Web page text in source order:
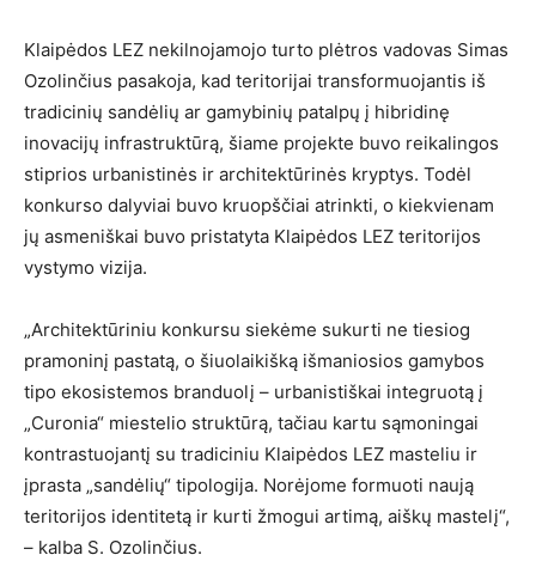
Klaipėdos LEZ nekilnojamojo turto plėtros vadovas Simas
Ozolinčius pasakoja, kad teritorijai transformuojantis iš
tradicinių sandėlių ar gamybinių patalpų į hibridinę
inovacijų infrastruktūrą, šiame projekte buvo reikalingos
stiprios urbanistinės ir architektūrinės kryptys. Todėl
konkurso dalyviai buvo kruopščiai atrinkti, o kiekvienam
jų asmeniškai buvo pristatyta Klaipėdos LEZ teritorijos
vystymo vizija.
„Architektūriniu konkursu siekėme sukurti ne tiesiog
pramoninį pastatą, o šiuolaikišką išmaniosios gamybos
tipo ekosistemos branduolį – urbanistiškai integruotą į
„Curonia“ miestelio struktūrą, tačiau kartu sąmoningai
kontrastuojantį su tradiciniu Klaipėdos LEZ masteliu ir
įprasta „sandėlių“ tipologija. Norėjome formuoti naują
teritorijos identitetą ir kurti žmogui artimą, aiškų mastelį“,
– kalba S. Ozolinčius.